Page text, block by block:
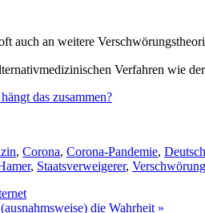
auch an weitere
Verfahren wie
das zusammen?
, Corona, Corona-Pandemie,
, Staatsverweigerer,
die Wahrheit »